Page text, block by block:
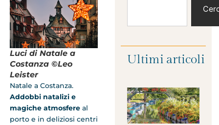
Luci di Natale a
Costanza ©Leo
Leister
Natale a Costanza.
Addobbi natalizi e
magiche atmosfere al
porto e in deliziosi centri
Ultimi articoli